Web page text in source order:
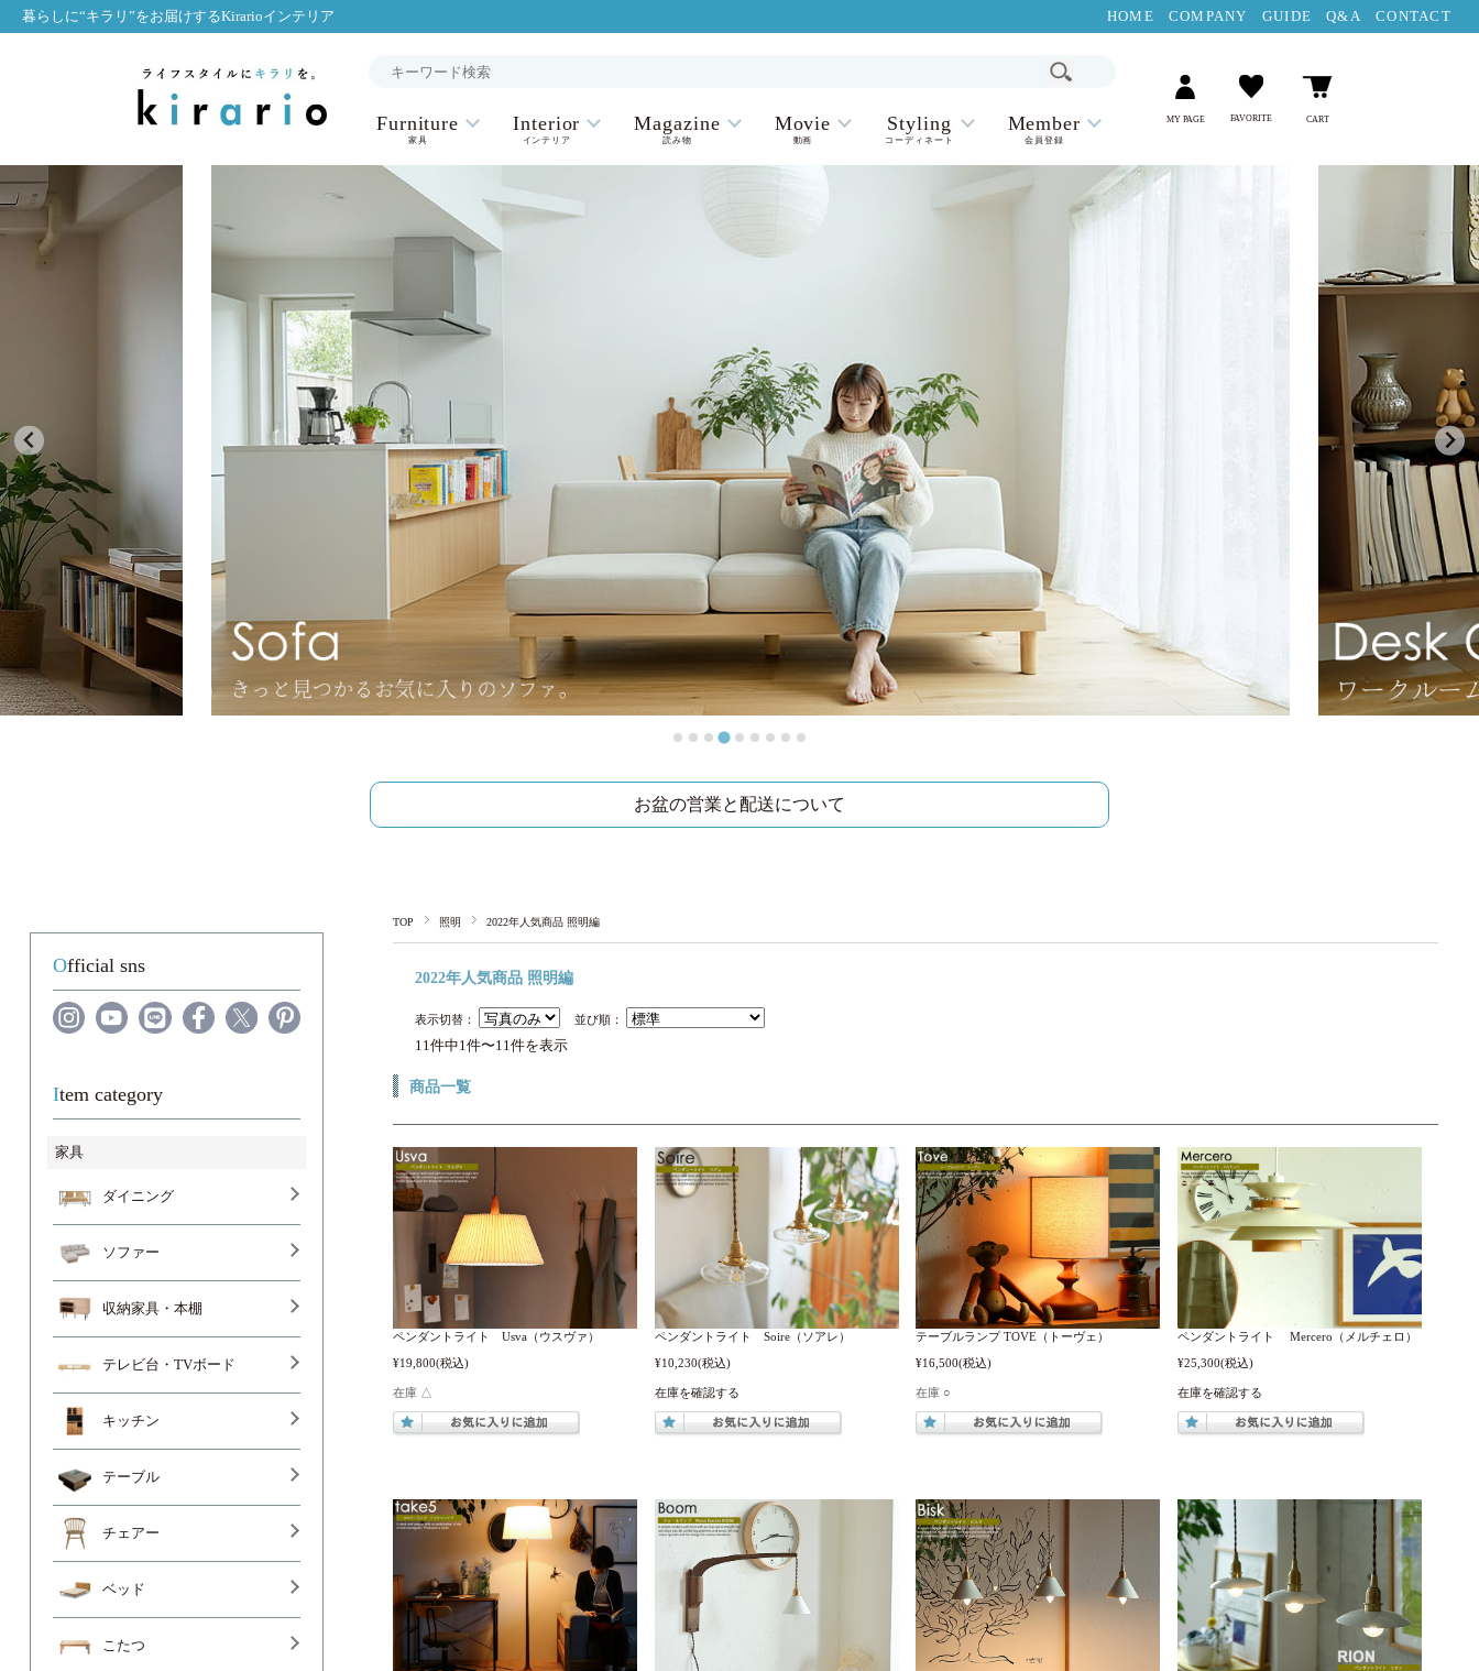
暮らしに“キラリ”をお届けするKirarioインテリア HOME COMPANY GUIDE Q&A CONTACT
Furniture
家具
Interior
インテリア
Magazine
読み物
Movie
動画
Styling
コーディネート
Member
会員登録
MY PAGE FAVORITE CART
お盆の営業と配送について
TOP 照明 2022年人気商品 照明編
2022年人気商品 照明編
表示切替： 並び順：
11件中1件〜11件を表示
商品一覧
ペンダントライト Usva（ウスヴァ）
¥19,800(税込)
在庫 △
ペンダントライト Soire（ソアレ）
¥10,230(税込)
在庫を確認する
テーブルランプ TOVE（トーヴェ）
¥16,500(税込)
在庫 ○
ペンダントライト Mercero（メルチェロ）
¥25,300(税込)
在庫を確認する
Official sns
Item category
家具
ダイニング
ソファー
収納家具・本棚
テレビ台・TVボード
キッチン
テーブル
チェアー
ベッド
こたつ